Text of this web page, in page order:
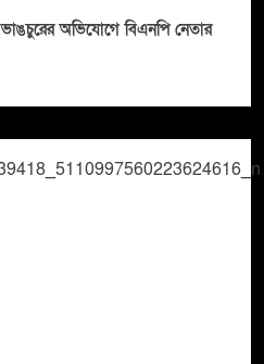
অভিযোগে বিএনপি নেতার